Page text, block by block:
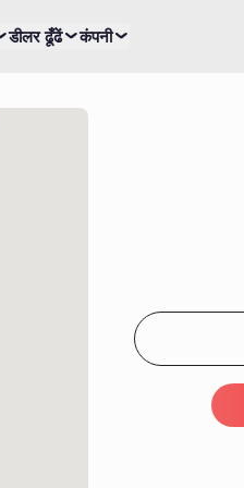
डीलर ढूँढें कंपनी